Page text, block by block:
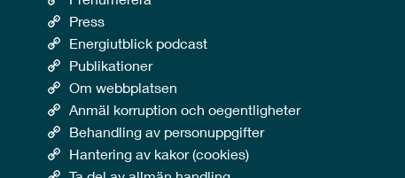
Press
Energiutblick podcast
Publikationer
Om webbplatsen
Anmäl korruption och oegentligheter
Behandling av personuppgifter
Hantering av kakor (cookies)